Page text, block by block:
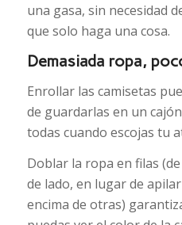
una gasa, sin necesidad
que solo haga una cosa.
Demasiada ropa,
Enrollar las camisetas
de guardarlas en un
todas cuando escojas tu
Doblar la ropa en filas
de lado, en lugar de
encima de otras)